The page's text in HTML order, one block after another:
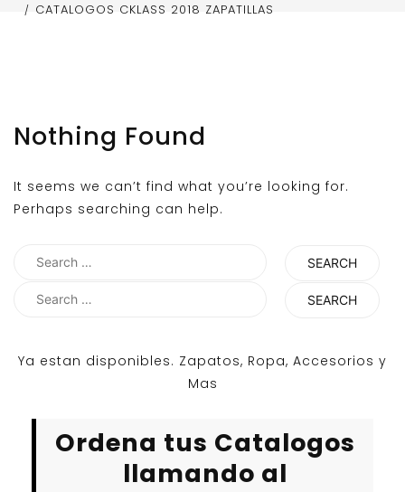
CATALOGOS CKLASS 2018 ZAPATILLAS
Nothing Found
It seems we can’t find what you’re looking for.
Perhaps searching can help.
Search
Search
Ya estan disponibles. Zapatos, Ropa, Accesorios y
Mas
Ordena tus Catalogos
llamando al